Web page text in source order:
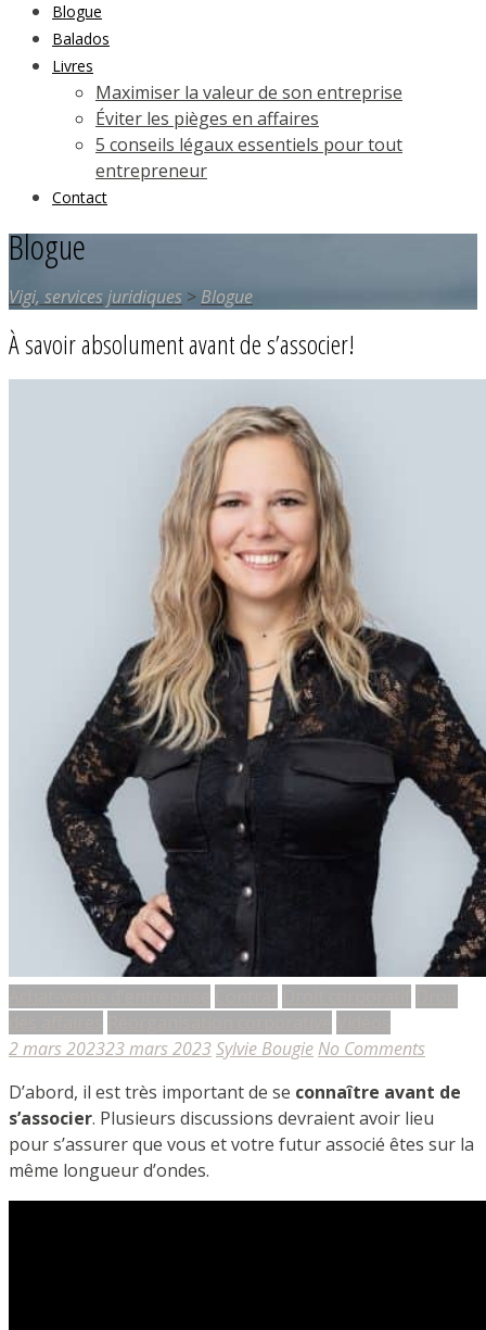
Blogue
Balados
Livres
Maximiser la valeur de son entreprise
Éviter les pièges en affaires
5 conseils légaux essentiels pour tout
entrepreneur
Contact
Blogue
Vigi, services juridiques > Blogue
À savoir absolument avant de s’associer!
2 mars 202323 mars 2023Sylvie Bougie No Comments
D’abord, il est très important de se connaître avant de
s’associer. Plusieurs discussions devraient avoir lieu
pour s’assurer que vous et votre futur associé êtes sur la
même longueur d’ondes.